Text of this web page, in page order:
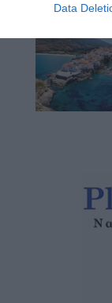
Data